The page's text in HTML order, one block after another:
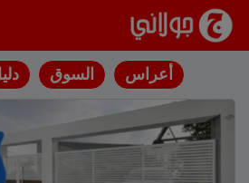
انتقل إلى المحتوى
أعراس السوق